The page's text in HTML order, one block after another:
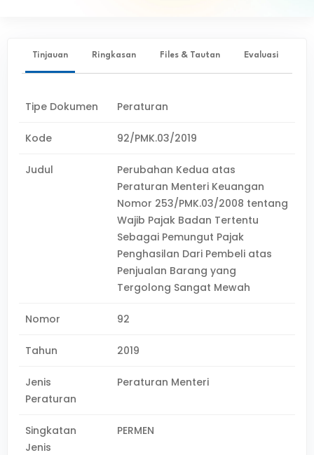
Tinjauan Ringkasan Files & Tautan Evaluasi
Tipe Dokumen Peraturan
Kode 92/PMK.03/2019
Judul
Perubahan Kedua atas
Peraturan Menteri Keuangan
Nomor 253/PMK.03/2008 tentang
Wajib Pajak Badan Tertentu
Sebagai Pemungut Pajak
Penghasilan Dari Pembeli atas
Penjualan Barang yang
Tergolong Sangat Mewah
Nomor 92
Tahun 2019
Jenis
Peraturan
Peraturan Menteri
Singkatan
Jenis
PERMEN